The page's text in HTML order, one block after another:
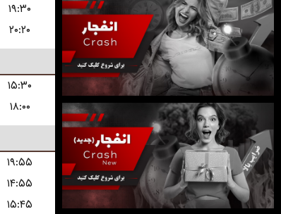
۱۹:۳۰
۲۰:۲۰
۱۵:۳۰
۱۸:۰۰
۱۹:۵۵
۱۴:۵۵
۱۵:۴۵